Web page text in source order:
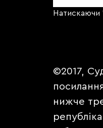
Натискаючи
©2017,
нижче